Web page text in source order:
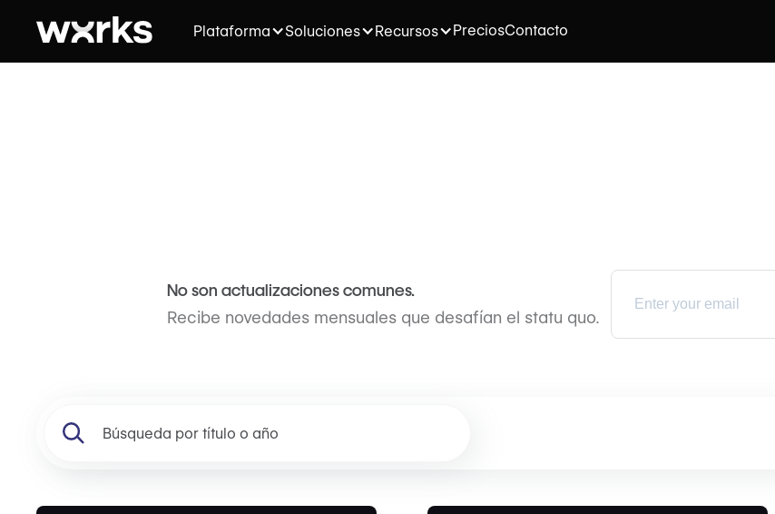
Plataforma Soluciones Recursos PreciosContacto
No son actualizaciones comunes.
Recibe novedades mensuales que desafían el statu quo.